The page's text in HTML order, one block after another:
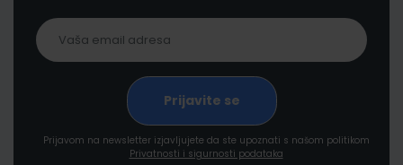
Prijavom na newsletter izjavljujete da ste upoznati s našom politikom
Privatnosti i sigurnosti podataka